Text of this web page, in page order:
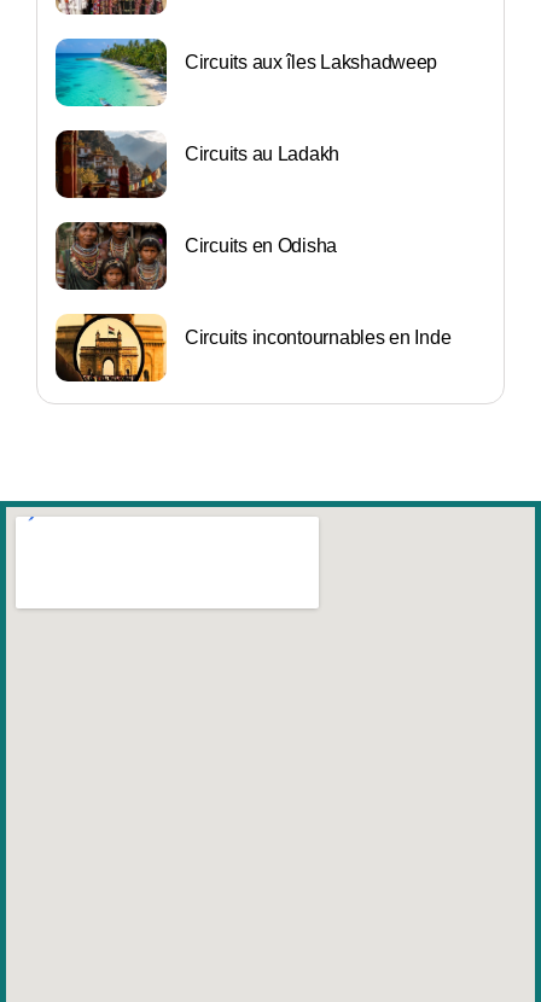
Circuits aux îles Lakshadweep
Circuits au Ladakh
Circuits en Odisha
Circuits incontournables en Inde